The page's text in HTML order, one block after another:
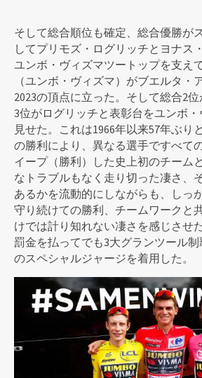
そして総合順位も確定、総合優勝が
してプリモズ・ログリッチとヨナス
ユンボ・ヴィズマツートップを支え
（ユンボ・ヴィズマ）がブエルタ・
2023の頂点に立った。そして総合2位
3位がログリッチと表彰台をユンボ
見せた。これは1966年以来57年ぶり
の勝利により、異なる選手ですべて
イープ（勝利）した史上初のチーム
なトラブルもなく走り切った凄さ、
あるかを流動的にしながらも、しっ
守り続けての勝利、チームワークと
けでは計り知れない凄さを感じさせ
罰金を払ってでも3大グランツール
のスペシャルジャージを着用した。